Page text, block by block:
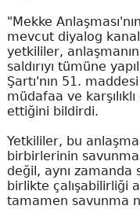
"Mekke
mevcut diyalog
yetkililer,
saldırıyı tümüne
Şartı'nın 51.
müdafaa ve
ettiğini bildirdi.
Yetkililer, bu
birbirlerinin
değil, aynı
birlikte çalışabilirliği
tamamen savunma